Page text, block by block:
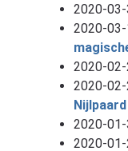
2020-03-
2020-
2020-02-
2020-
2020-01-
2020-01-